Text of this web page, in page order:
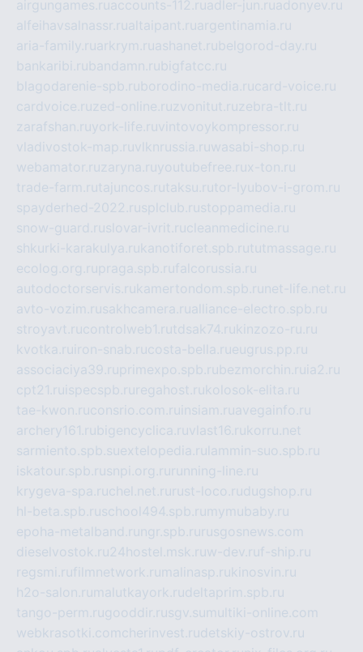
airgungames.ruaccounts-112.ruadler-jun.ruadonyev.ru
alfeihavsalnassr.rualtaipant.ruargentinamia.ru
aria-family.ruarkrym.ruashanet.rubelgorod-day.ru
bankaribi.rubandamn.rubigfatcc.ru
blagodarenie-spb.ruborodino-media.rucard-voice.ru
cardvoice.ruzed-online.ruzvonitut.ruzebra-tlt.ru
zarafshan.ruyork-life.ruvintovoykompressor.ru
vladivostok-map.ruvlknrussia.ruwasabi-shop.ru
webamator.ruzaryna.ruyoutubefree.rux-ton.ru
trade-farm.rutajuncos.rutaksu.rutor-lyubov-i-grom.ru
spayderhed-2022.rusplclub.rustoppamedia.ru
snow-guard.ruslovar-ivrit.rucleanmedicine.ru
shkurki-karakulya.rukanotiforet.spb.rututmassage.ru
ecolog.org.rupraga.spb.rufalcorussia.ru
autodoctorservis.rukamertondom.spb.ru net-life.net.ru
avto-vozim.rusakhcamera.rualliance-electro.spb.ru
stroyavt.rucontrolweb1.rutdsak74.rukinzozo-ru.ru
kvotka.ru iron-snab.rucosta-bella.rueugrus.pp.ru
associaciya39.ruprimexpo.spb.rubezmorchin.ru ia2.ru
cpt21.ru ispecspb.ru regahost.rukolosok-elita.ru
tae-kwon.ruconsrio.com.ru insiam.ruavegainfo.ru
archery161.rubigencyclica.ruvlast16.rukorru.net
sarmiento.spb.suextelopedia.ru lammin-suo.spb.ru
iskatour.spb.rusnpi.org.ru running-line.ru
krygeva-spa.ruchel.net.ru rust-loco.rudugshop.ru
hl-beta.spb.ruschool494.spb.ru mymubaby.ru
epoha-metalband.ru ngr.spb.ru rusgosnews.com
dieselvostok.ru24hostel.msk.ruw-dev.ruf-ship.ru
regsmi.rufilmnetwork.ru malinasp.rukinosvin.ru
h2o-salon.ru malutkayork.rudeltaprim.spb.ru
tango-perm.rugooddir.rusgv.su multiki-online.com
webkrasotki.comcherinvest.rudetskiy-ostrov.ru